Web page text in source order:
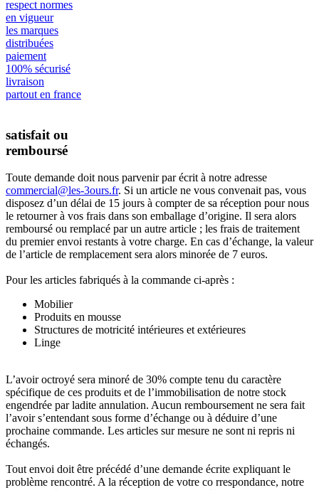
respect normes
en vigueur
les marques
distribuées
paiement
100% sécurisé
livraison
partout en france
satisfait ou
remboursé
Toute demande doit nous parvenir par écrit à notre adresse
commercial@les-3ours.fr. Si un article ne vous convenait pas, vous
disposez d’un délai de 15 jours à compter de sa réception pour nous
le retourner à vos frais dans son emballage d’origine. Il sera alors
remboursé ou remplacé par un autre article ; les frais de traitement
du premier envoi restants à votre charge. En cas d’échange, la valeur
de l’article de remplacement sera alors minorée de 7 euros.
Pour les articles fabriqués à la commande ci-après :
Mobilier
Produits en mousse
Structures de motricité intérieures et extérieures
Linge
L’avoir octroyé sera minoré de 30% compte tenu du caractère
spécifique de ces produits et de l’immobilisation de notre stock
engendrée par ladite annulation. Aucun remboursement ne sera fait
l’avoir s’entendant sous forme d’échange ou à déduire d’une
prochaine commande. Les articles sur mesure ne sont ni repris ni
échangés.
Tout envoi doit être précédé d’une demande écrite expliquant le
problème rencontré. A la réception de votre co rrespondance, notre